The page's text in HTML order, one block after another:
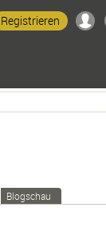
Registrieren
Blogschau